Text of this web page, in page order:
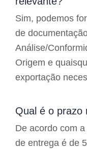
Sim, podemos
de
Análise/
Origem e
exportação
Qual é o prazo
De acordo com
de entrega é de